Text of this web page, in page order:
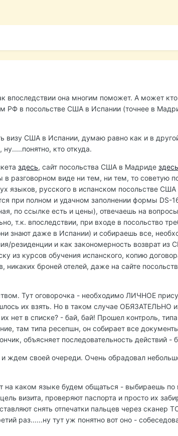
впоследствии она многим поможет. А может
РФ в посольстве США в Испании (точнее в
визу США в Испании, думаю равно как и в
кто откуда.
здесь, сайт посольства США в Мадриде здесь
разговорном виде ни тем, ни тем, то советую
языков, русского в испанском посольстве
при полном и удачном заполнении формы DS-
по ссылке есть и цены), отвечаешь на
т.к. впоследствии, при входе в посольство
знают даже в Испании) и собираешь все,
резиденции и как закономерность возврат из
из курсов обучения испанского, копию
броней отелей, даже на сайте
Тут оговорочка - необходимо ЛИЧНОЕ
их взять. Но в таком случае ОБЯЗАТЕЛЬНО
нет в списке? - бай, бай! Прошел контроль,
там типа ресепшн, он собирает все
объясняет последовательность действий -
ждем своей очереди. Очень обрадовал
каком языке будем общаться - выбираешь
визита, проверяют паспорта и просто их
снять отпечатки пальцев через сканер
раз......ну тут уж понятно вот оно -